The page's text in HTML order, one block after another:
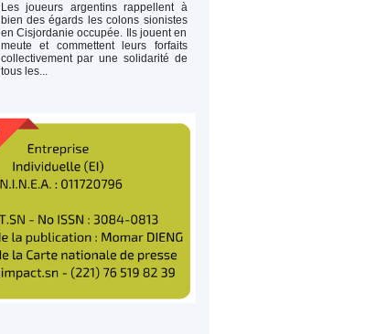
Les joueurs argentins rappellent à
bien des égards les colons sionistes
en Cisjordanie occupée. Ils jouent en
meute et commettent leurs forfaits
collectivement par une solidarité de
tous les...